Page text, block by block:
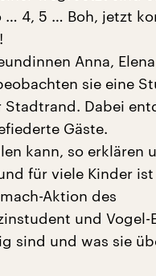
… 4, 5 … Boh, jetzt
Anna,
sie eine
Stadtrand. Dabei
Gäste.
kann, so erklären
für viele Kinder
Aktion des
und Vogel-
sind und was sie